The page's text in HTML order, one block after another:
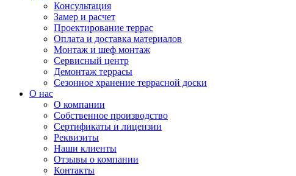
Консультация
Замер и расчет
Проектирование террас
Оплата и доставка материалов
Монтаж и шеф монтаж
Сервисный центр
Демонтаж террасы
Сезонное хранение террасной доски
О нас
О компании
Собственное производство
Сертификаты и лицензии
Реквизиты
Наши клиенты
Отзывы о компании
Контакты